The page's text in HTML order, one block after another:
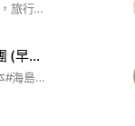
✨說走就走，自由探險！ 背上行囊，旅行，不只是打卡，一起環遊世界！
「3群」🚢便宜旅遊特惠促銷團 (早鳥優惠/晚鳥破盤/清倉賣不掉)✈清倉賣不掉)✈
#旅遊#團體#出國#飛機#國旅#日本#海島#韓國#歐洲